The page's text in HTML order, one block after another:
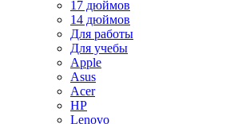
17 дюймов
14 дюймов
Для работы
Для учебы
Apple
Asus
Acer
HP
Lenovo